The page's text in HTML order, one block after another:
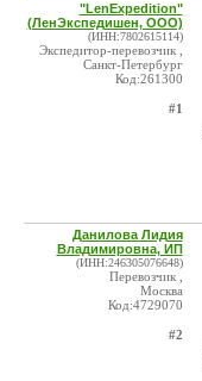
"LenExpedition"
(ЛенЭкспедишен, ООО)
(ИНН:7802615114)
Экспедитор-перевозчик ,
Санкт-Петербург
Код:261300
#1
Данилова Лидия
Владимировна, ИП
(ИНН:246305076648)
Перевозчик ,
Москва
Код:4729070
#2